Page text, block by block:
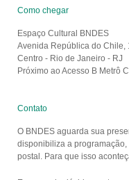
Como chegar
Espaço Cultural BNDES
Avenida República do Chile,
Centro - Rio de Janeiro - RJ
Próximo ao Acesso B Metrô
Contato
O BNDES aguarda sua
disponibiliza a
postal. Para que isso